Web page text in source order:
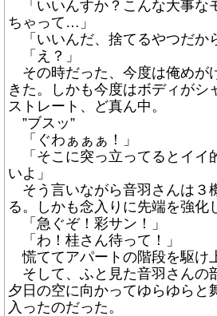
「いいんすか？こんな大事な
ちゃって…」
「いいんだ、捨てるやつだか
「え？」
その時だった、今度は俺めが
きた。しかも今度はボディがシ
ストレート、ど真ん中。
”ブスッ”
「ぐわぁぁぁ！」
「そこに突っ立ってるとイイ
いよ」
そう言いながら音羽さんは３
る。しかも念入りに先端を強化
「急ぐぞ！彩サン！」
「わ！桂さん待って！」
慌ててアパートの階段を駆け
そして、ふと見た音羽さんの
夕日の空に向かってゆらゆらと
入ったのだった。